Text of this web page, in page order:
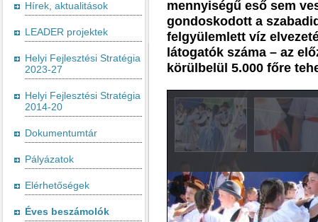
Hírek, aktualitások
LEADER projektek
Helyi Fejlesztési Stratégia
2023-27
Helyi Fejlesztési Stratégia
2014-20
Dokumentumtár
Pályázatok
Elérhetőségek
Éves beszámolók
mennyiségű eső sem
gondoskodott a
felgyülemlett víz
látogatók száma – az
körülbelül 5.000 főre